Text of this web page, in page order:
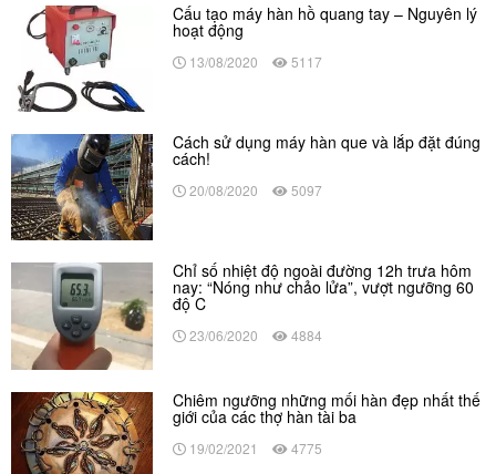
Cấu tạo máy hàn hồ quang tay – Nguyên lý
hoạt động
13/08/2020 5117
Cách sử dụng máy hàn que và lắp đặt đúng
cách!
20/08/2020 5097
Chỉ số nhiệt độ ngoài đường 12h trưa hôm
nay: “Nóng như chảo lửa”, vượt ngưỡng 60
độ C
23/06/2020 4884
Chiêm ngưỡng những mối hàn đẹp nhất thế
giới của các thợ hàn tài ba
19/02/2021 4775